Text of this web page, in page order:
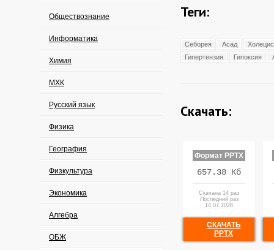
Обществознание
Информатика
Химия
МХК
Русский язык
Физика
География
Физкультура
Экономика
Алгебра
ОБЖ
Теги:
Себорея Асад
Гипертензия
Гипоксия
Скачать:
Формат PPTX
657.38 Кб
Скачана 14 раз
Последний раз
14.07.2026
СКАЧАТЬ
PPTX